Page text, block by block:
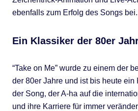
ebenfalls zum Erfolg des Songs bei.
Ein Klassiker der 80er
“Take on Me” wurde zu einem der
der 80er Jahre und ist bis heute ein
der Song, der A-ha auf die
und ihre Karriere für immer